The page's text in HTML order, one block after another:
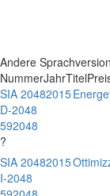
Andere
NummerJahrTitel
SIA 2048
D-2048
592048
?
2015
SIA 2048
I-2048
2015